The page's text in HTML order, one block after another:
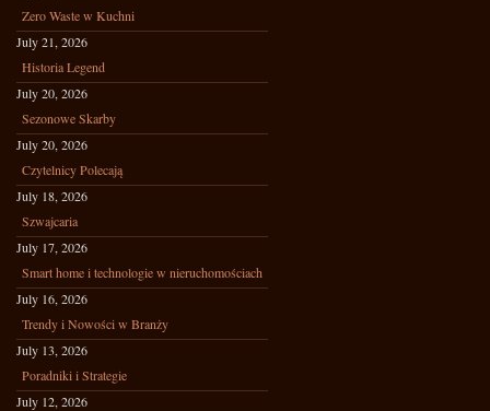
Zero Waste w Kuchni
July 21, 2026
Historia Legend
July 20, 2026
Sezonowe Skarby
July 20, 2026
Czytelnicy Polecają
July 18, 2026
Szwajcaria
July 17, 2026
Smart home i technologie w nieruchomościach
July 16, 2026
Trendy i Nowości w Branży
July 13, 2026
Poradniki i Strategie
July 12, 2026